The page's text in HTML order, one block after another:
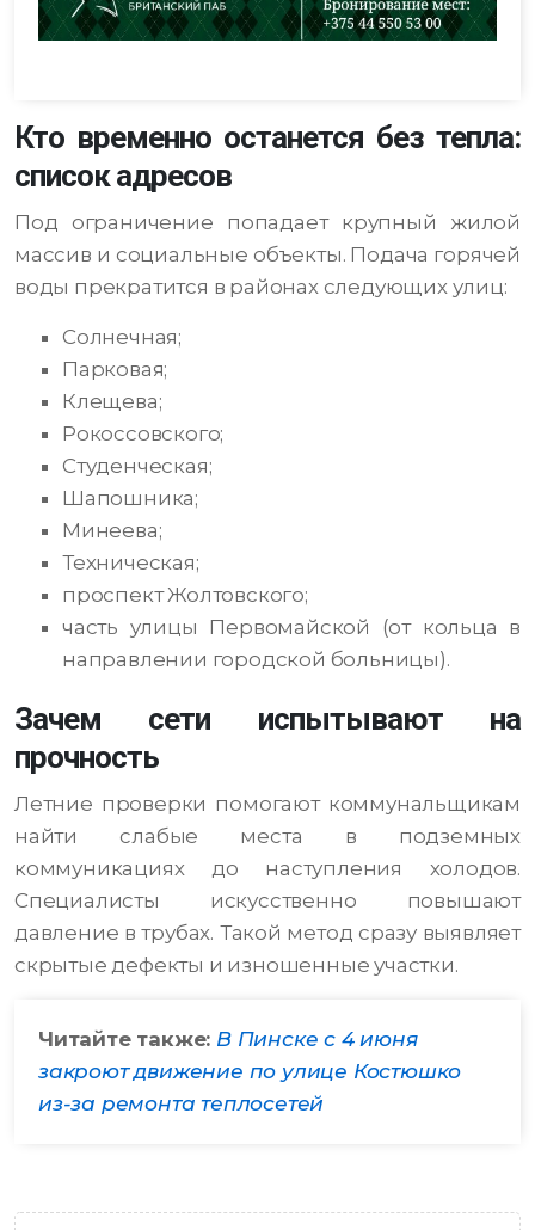
Кто временно останется без тепла:
список адресов
Под ограничение попадает крупный жилой
массив и социальные объекты. Подача горячей
воды прекратится в районах следующих улиц:
Солнечная;
Парковая;
Клещева;
Рокоссовского;
Студенческая;
Шапошника;
Минеева;
Техническая;
проспект Жолтовского;
часть улицы Первомайской (от кольца в
направлении городской больницы).
Зачем сети испытывают на
прочность
Летние проверки помогают коммунальщикам
найти слабые места в подземных
коммуникациях до наступления холодов.
Специалисты искусственно повышают
давление в трубах. Такой метод сразу выявляет
скрытые дефекты и изношенные участки.
Читайте также: В Пинске с 4 июня
закроют движение по улице Костюшко
из-за ремонта теплосетей